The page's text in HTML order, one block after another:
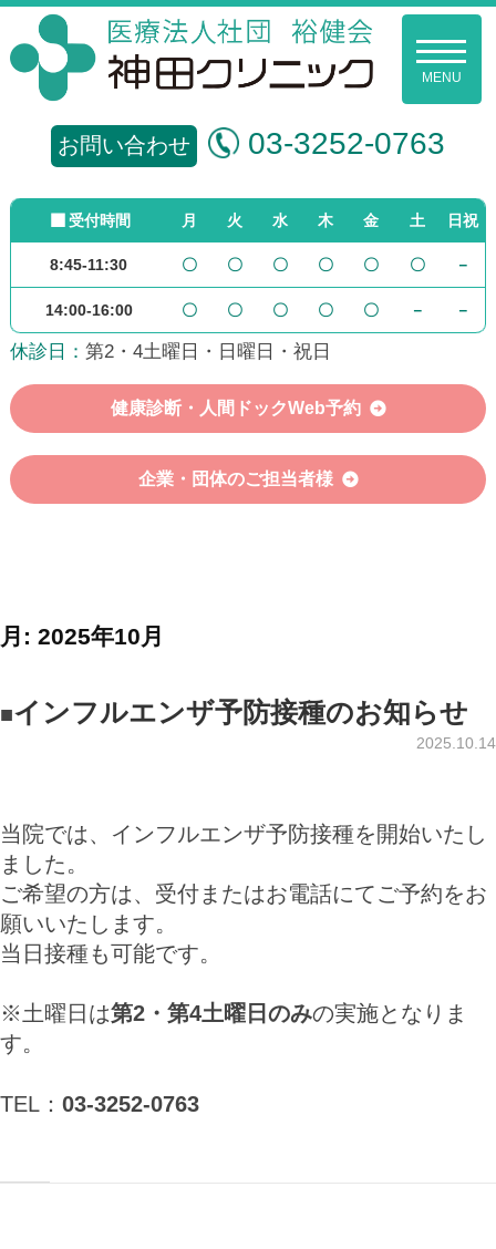
ン
ス
プ
会
神
田
ク
リ
ッ
お問い合わせ 03-3252-0763
休診日： 第2・4土曜日・日曜日・祝日
受付時間 月 火 水 木 金 土 日祝
8:45-11:30 〇 〇 〇 〇 〇 〇 －
14:00-16:00 〇 〇 〇 〇 〇 － －
健康診断・人間ドックWeb予約
企業・団体のご担当者様
メ
ニ
ュ
月: 2025年10月
インフルエンザ予防接種のお知らせ
2025.10.14
当院では、インフルエンザ予防接種を開始いたし
ました。
ご希望の方は、受付またはお電話にてご予約をお
願いいたします。
当日接種も可能です。
※土曜日は第2・第4土曜日のみの実施となりま
す。
TEL： 03-3252-0763